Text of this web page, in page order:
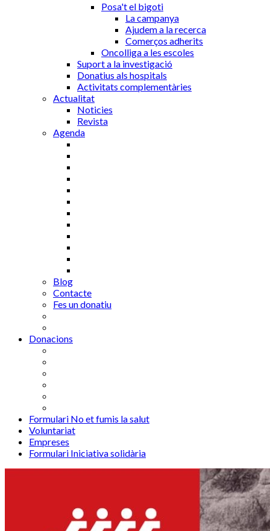
Posa't el bigoti
La campanya
Ajudem a la recerca
Comerços adherits
Oncolliga a les escoles
Suport a la investigació
Donatius als hospitals
Activitats complementàries
Actualitat
Noticies
Revista
Agenda
Blog
Contacte
Fes un donatiu
Donacions
Formulari No et fumis la salut
Voluntariat
Empreses
Formulari Iniciativa solidària